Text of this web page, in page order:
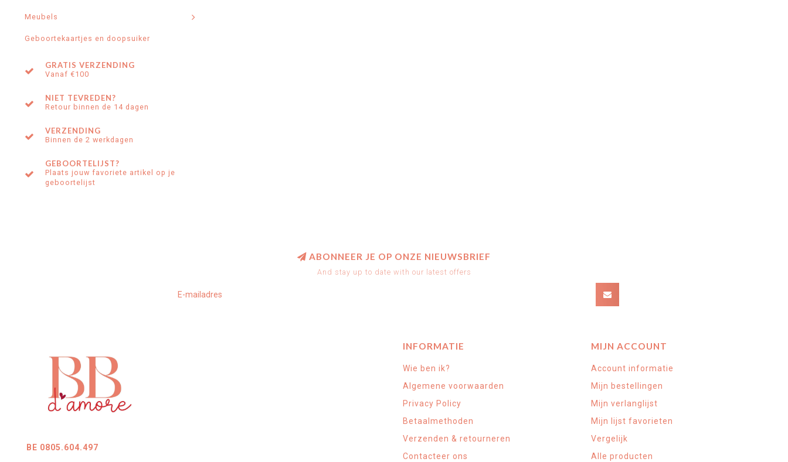
Meubels
Geboortekaartjes en doopsuiker
GRATIS VERZENDING
Vanaf €100
NIET TEVREDEN?
Retour binnen de 14 dagen
VERZENDING
Binnen de 2 werkdagen
GEBOORTELIJST?
Plaats jouw favoriete artikel op je
geboortelijst
ABONNEER JE OP ONZE NIEUWSBRIEF
And stay up to date with our latest offers
BE 0805.604.497
INFORMATIE
Wie ben ik?
Algemene voorwaarden
Privacy Policy
Betaalmethoden
Verzenden & retourneren
Contacteer ons
MIJN ACCOUNT
Account informatie
Mijn bestellingen
Mijn verlanglijst
Mijn lijst favorieten
Vergelijk
Alle producten